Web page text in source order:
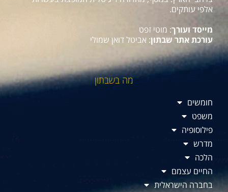
אלפי עותקים.
מייסד ועורך: מוטי זפט
עורכת אתר שבתון: אביטל דואן שמולי
מה בשבתון
חומשים
משפט
פילוסופיה
מדרש
הלכה
החיים עצמם
בחברה הישראלית